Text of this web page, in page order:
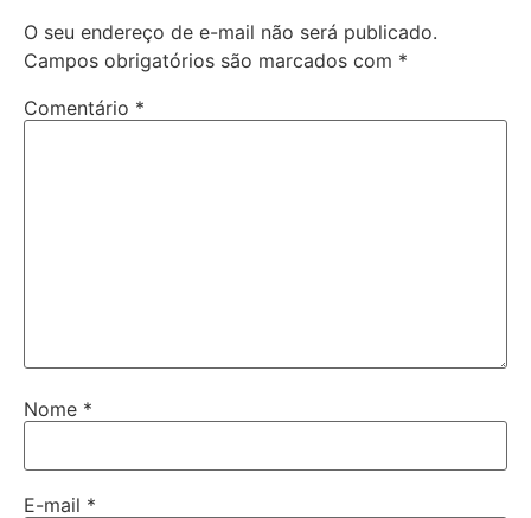
O seu endereço de e-mail não será publicado.
Campos obrigatórios são marcados com *
Comentário *
Nome *
E-mail *